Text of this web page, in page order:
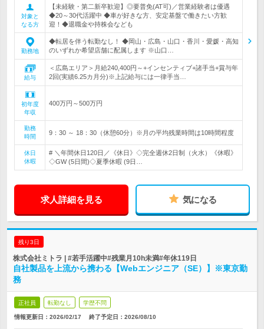
対象と
なる方
【未経験・第二新卒歓迎】◎要普免(AT可)／営業経験者は優遇
◆20～30代活躍中 ◆車が好きな方、安定基盤で働きたい方歓
迎！◆退職金や持株会なども
勤務地
◆転居を伴う転勤なし！ ◆岡山・広島・山口・香川・愛媛・高知
のいずれか希望店舗に配属します ※山口…
給与
＜広島エリア＞月給240,400円～+インセンティブ+諸手当+賞与年
2回(実績6.25カ月分)※上記給与には一律手当…
初年度
年収
400万円～500万円
勤務
時間
9：30 ～ 18：30（休憩60分）※月の平均残業時間は10時間程度
休日
休暇
# ＼年間休日120日／《休日》◇完全週休2日制（火水）《休暇》
◇GW (5日間)◇夏季休暇 (9日…
求人詳細を見る 気になる
残り3日
株式会社ミトラ | #若手活躍中#残業月10h未満#年休119日
自社製品を上流から携わる【Webエンジニア（SE）】※東京勤
務
正社員 転勤なし 学歴不問
情報更新日：2026/02/17 終了予定日： 2026/08/10